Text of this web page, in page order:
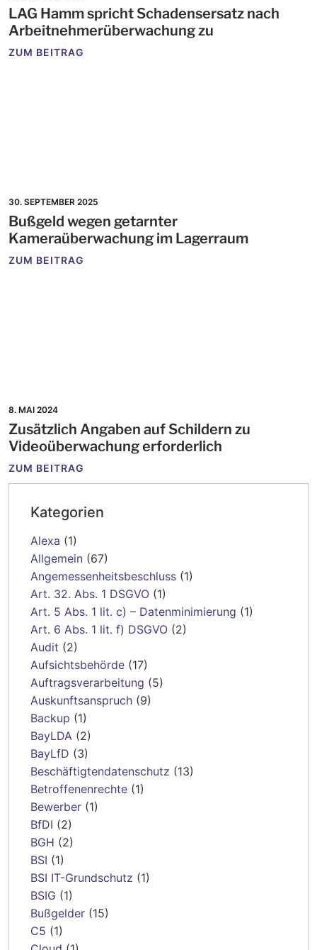
LAG Hamm spricht Schadensersatz nach
Arbeitnehmerüberwachung zu
ZUM BEITRAG
30. SEPTEMBER 2025
Bußgeld wegen getarnter
Kameraüberwachung im Lagerraum
ZUM BEITRAG
8. MAI 2024
Zusätzlich Angaben auf Schildern zu
Videoüberwachung erforderlich
ZUM BEITRAG
Kategorien
Alexa (1)
Allgemein (67)
Angemessenheitsbeschluss (1)
Art. 32. Abs. 1 DSGVO (1)
Art. 5 Abs. 1 lit. c) – Datenminimierung (1)
Art. 6 Abs. 1 lit. f) DSGVO (2)
Audit (2)
Aufsichtsbehörde (17)
Auftragsverarbeitung (5)
Auskunftsanspruch (9)
Backup (1)
BayLDA (2)
BayLfD (3)
Beschäftigtendatenschutz (13)
Betroffenenrechte (1)
Bewerber (1)
BfDI (2)
BGH (2)
BSI (1)
BSI IT-Grundschutz (1)
BSIG (1)
Bußgelder (15)
C5 (1)